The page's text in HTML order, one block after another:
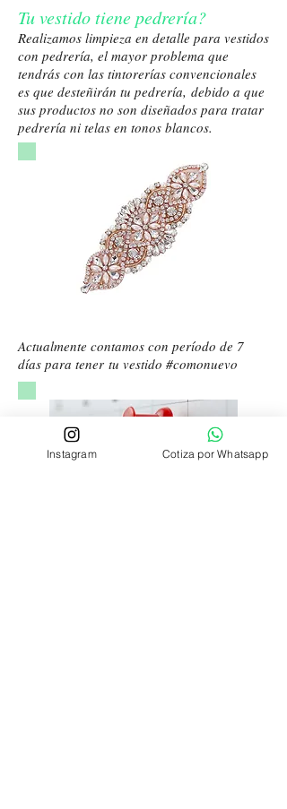
Tu vestido tiene pedrería?
Realizamos limpieza en detalle para vestidos
con pedrería, el mayor problema que
tendrás con las tintorerías convencionales
es que desteñirán tu pedrería, debido a que
sus productos no son diseñados para tratar
pedrería ni telas en tonos blancos.
Actualmente contamos con período de 7
días para tener tu vestido #comonuevo
Instagram Cotiza por Whatsapp